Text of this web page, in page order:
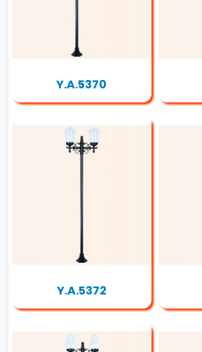
Y.A.5370
Y.A.5372